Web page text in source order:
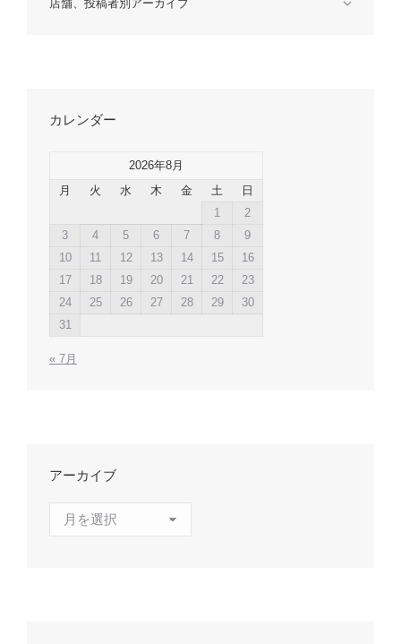
店舗、投稿者別アーカイブ
カレンダー
2026年8月
月
火 水 木 金 土
日
1
2
3
4 5 6 7 8
9
10
11 12 13 14 15
16
17
18 19 20 21 22
23
24
25 26 27 28 29
30
31
« 7月
アーカイブ